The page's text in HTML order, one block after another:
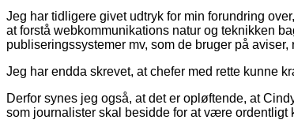
Jeg har tidligere givet udtryk for min forundring
at forstå webkommunikations natur og teknikken
publiseringssystemer mv, som de bruger på aviser,
Jeg har endda skrevet, at chefer med rette kunne
Derfor synes jeg også, at det er opløftende, at
som journalister skal besidde for at være ordentligt